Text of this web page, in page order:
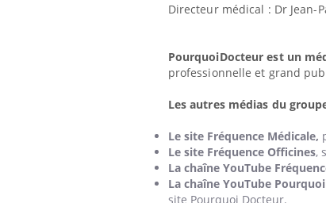
Directeur médical : Dr Jean-
PourquoiDocteur est un
professionnelle et grand
Les autres médias du
Le site Fréquence Médicale,
Le site Fréquence Officines,
La chaîne YouTube
La chaîne YouTube
site Pourquoi Docteur.